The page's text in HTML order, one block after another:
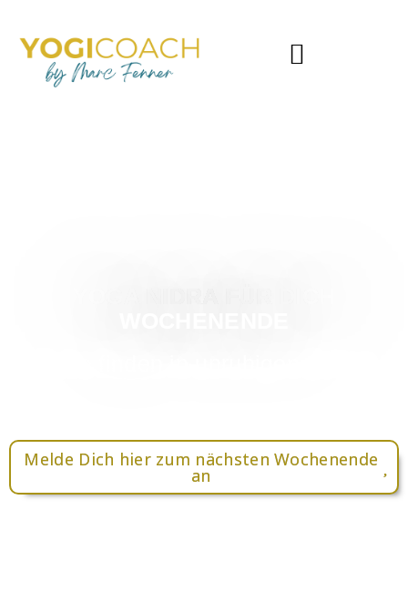
Melde Dich hier zum nächsten Wochenende
an